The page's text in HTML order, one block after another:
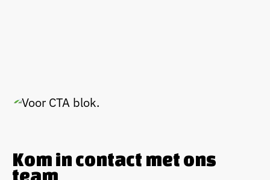
Kom in contact met ons
team